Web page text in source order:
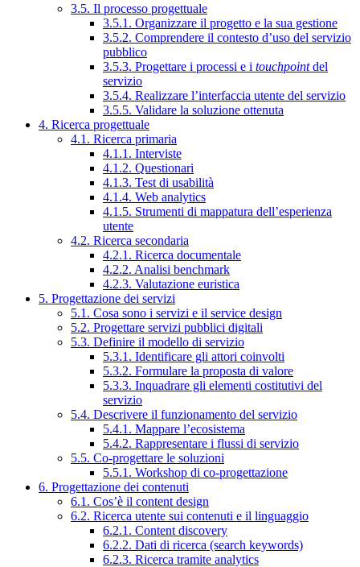
3.5. Il processo progettuale
3.5.1. Organizzare il progetto e la sua gestione
3.5.2. Comprendere il contesto d’uso del servizio
pubblico
3.5.3. Progettare i processi e i touchpointdel
servizio
3.5.4. Realizzare l’interfaccia utente del servizio
3.5.5. Validare la soluzione ottenuta
4. Ricerca progettuale
4.1. Ricerca primaria
4.1.1. Interviste
4.1.2. Questionari
4.1.3. Test di usabilità
4.1.4. Web analytics
4.1.5. Strumenti di mappatura dell’esperienza
utente
4.2. Ricerca secondaria
4.2.1. Ricerca documentale
4.2.2. Analisi benchmark
4.2.3. Valutazione euristica
5. Progettazione dei servizi
5.1. Cosa sono i servizi e il service design
5.2. Progettare servizi pubblici digitali
5.3. Definire il modello di servizio
5.3.1. Identificare gli attori coinvolti
5.3.2. Formulare la proposta di valore
5.3.3. Inquadrare gli elementi costitutivi del
servizio
5.4. Descrivere il funzionamento del servizio
5.4.1. Mappare l’ecosistema
5.4.2. Rappresentare i flussi di servizio
5.5. Co-progettare le soluzioni
5.5.1. Workshop di co-progettazione
6. Progettazione dei contenuti
6.1. Cos’è il content design
6.2. Ricerca utente sui contenuti e il linguaggio
6.2.1. Content discovery
6.2.2. Dati di ricerca (search keywords)
6.2.3. Ricerca tramite analytics